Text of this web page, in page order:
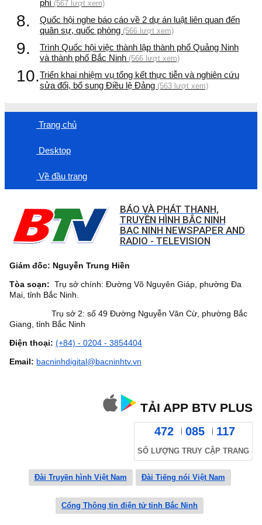
phí (567 lượt xem)
8.
Quốc hội nghe báo cáo về 2 dự án luật liên quan đến
quân sự, quốc phòng (566 lượt xem)
9.
Trình Quốc hội việc thành lập thành phố Quảng Ninh
và thành phố Bắc Ninh (566 lượt xem)
10.Triển khai nhiệm vụ tổng kết thực tiễn và nghiên cứu
sửa đổi, bổ sung Điều lệ Đảng (563 lượt xem)
Trang chủ
Desktop
Về đầu trang
BÁO VÀ PHÁT THANH,
TRUYỀN HÌNH BẮC NINH
BAC NINH NEWSPAPER AND
RADIO - TELEVISION
Giám đốc: Nguyễn Trung Hiền
Tòa soạn: Trụ sở chính: Đường Võ Nguyên Giáp, phường Đa
Mai, tỉnh Bắc Ninh.
Trụ sở 2: số 49 Đường Nguyễn Văn Cừ, phường Bắc
Giang, tỉnh Bắc Ninh
Điện thoại: (+84) - 0204 - 3854404
Email: bacninhdigital@bacninhtv.vn
TẢI APP BTV PLUS
472 085 117
SỐ LƯỢNG TRUY CẬP TRANG
Đài Truyền hình Việt Nam Đài Tiếng nói Việt Nam
Cổng Thông tin điện tử tỉnh Bắc Ninh